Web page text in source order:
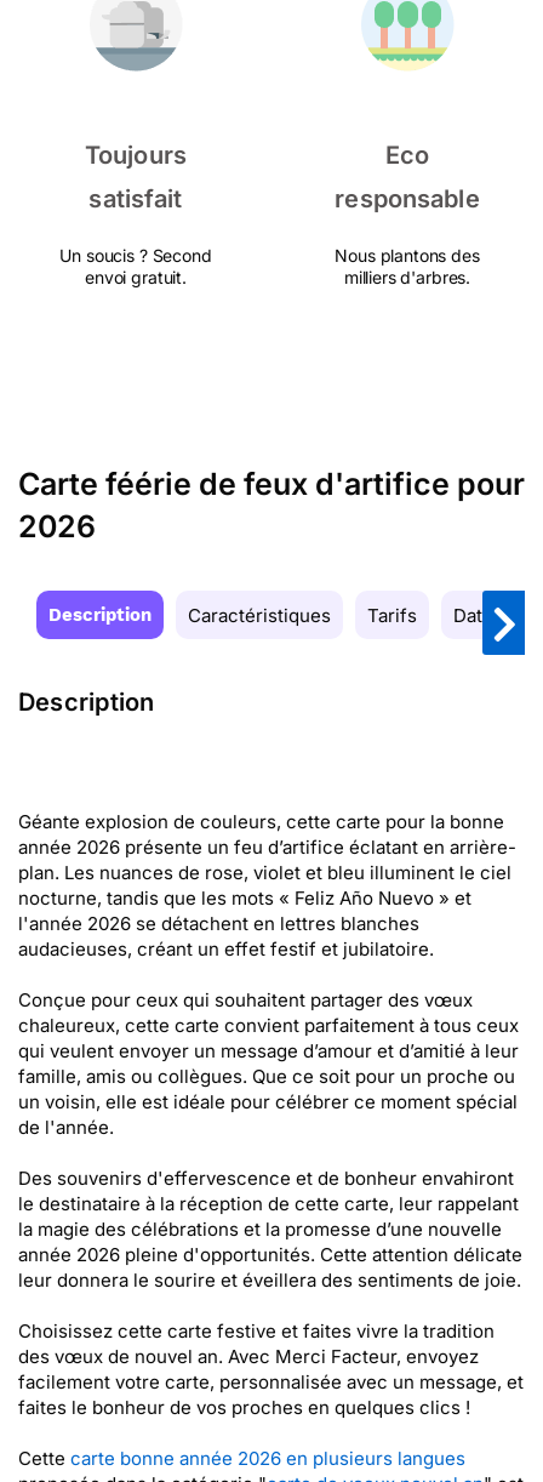
Toujours
satisfait
Un soucis ? Second
envoi gratuit.
Eco
responsable
Nous plantons des
milliers d'arbres.
Carte féérie de feux d'artifice pour
2026
Description Caractéristiques Tarifs Date de
Description
Géante explosion de couleurs, cette carte pour la bonne
année 2026 présente un feu d’artifice éclatant en arrière-
plan. Les nuances de rose, violet et bleu illuminent le ciel
nocturne, tandis que les mots « Feliz Año Nuevo » et
l'année 2026 se détachent en lettres blanches
audacieuses, créant un effet festif et jubilatoire.
Conçue pour ceux qui souhaitent partager des vœux
chaleureux, cette carte convient parfaitement à tous ceux
qui veulent envoyer un message d’amour et d’amitié à leur
famille, amis ou collègues. Que ce soit pour un proche ou
un voisin, elle est idéale pour célébrer ce moment spécial
de l'année.
Des souvenirs d'effervescence et de bonheur envahiront
le destinataire à la réception de cette carte, leur rappelant
la magie des célébrations et la promesse d’une nouvelle
année 2026 pleine d'opportunités. Cette attention délicate
leur donnera le sourire et éveillera des sentiments de joie.
Choisissez cette carte festive et faites vivre la tradition
des vœux de nouvel an. Avec Merci Facteur, envoyez
facilement votre carte, personnalisée avec un message, et
faites le bonheur de vos proches en quelques clics !
Cette carte bonne année 2026 en plusieurs langues